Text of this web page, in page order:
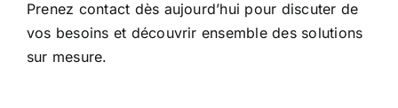
Prenez contact dès aujourd’hui pour discuter de
vos besoins et découvrir ensemble des solutions
sur mesure.